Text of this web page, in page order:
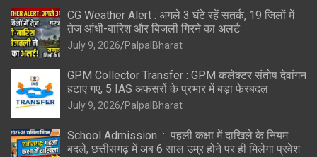
CG Weather Alert : अगले 3 घंटे रहें सतर्क, 19 जिलों में
तेज आंधी-बारिश और बिजली गिरने का अलर्ट
July 9, 2026 PalpalBharat
GPM Collector Transfer : GPM कलेक्टर संतोष देवांगन
हटाए गए, 5 IAS अफसरों के प्रभार में बड़ा फेरबदल
July 9, 2026 PalpalBharat
School Admission : पहली कक्षा में दाखिले के नियम
बदले, छत्तीसगढ़ में अब 6 साल उम्र होने पर ही मिलेगा प्रवेश